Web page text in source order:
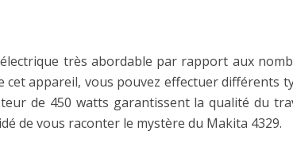
très abordable par rapport aux
cet appareil, vous pouvez effectuer différents
de 450 watts garantissent la qualité du
de vous raconter le mystère du Makita 4329.